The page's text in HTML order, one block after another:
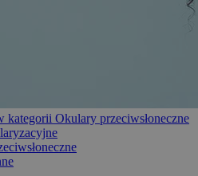
kategorii Okulary przeciwsłoneczne